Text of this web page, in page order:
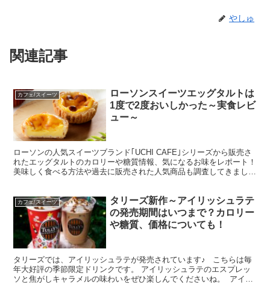
やしゅ
関連記事
カフェ/スイーツ
ローソンスイーツエッグタルトは
1度で2度おいしかった～実食レビ
ュー～
ローソンの人気スイーツブランド｢UCHI CAFE｣シリーズから販売さ
れたエッグタルトのカロリーや糖質情報、気になるお味をレポート！
美味しく食べる方法や過去に販売された人気商品も調査してきまし
カフェ/スイーツ
タリーズ新作～アイリッシュラテ
の発売期間はいつまで？カロリー
や糖質、価格についても！
タリーズでは、アイリッシュラテが発売されています♪ こちらは毎
年大好評の季節限定ドリンクです。 アイリッシュラテのエスプレッ
ソと焦がしキャラメルの味わいをぜひ楽しんでくださいね。 アイリ